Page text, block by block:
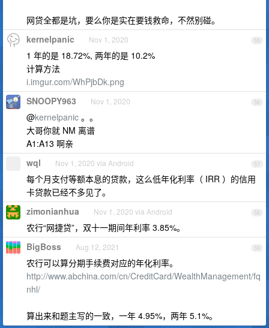
网贷全都是坑，要么你是实在要钱救命，不然别碰。
55
kernelpanic Nov 1, 2020
1 年的是 18.72%, 两年的是 10.2%
计算方法
i.imgur.com/WhPjbDk.png
56
SNOOPY963 Nov 1, 2020
@kernelpanic 。。
大哥你就 NM 离谱
A1:A13 啊亲
57
wql Nov 1, 2020 via Android
每个月支付等额本息的贷款，这么低年化利率（ IRR ）的信用
卡贷款已经不多见了。
58
zimonianhua Nov 1, 2020 via Android
农行“网捷贷”，双十一期间年利率 3.85%。
59
BigBoss Aug 12, 2021
农行可以算分期手续费对应的年化利率。
http://www.abchina.com/cn/CreditCard/WealthManagement/fq
nhl/
算出来和题主写的一致，一年 4.95%，两年 5.1%。